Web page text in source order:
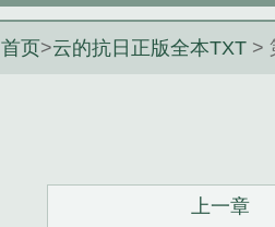
首页>云的抗日正版全本TXT >
上一章